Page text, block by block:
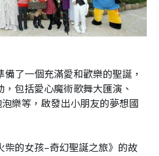
了一個充滿愛和歡樂的聖誕，
包括愛心魔術歌舞大匯演、
樂等，啟發出小朋友的夢想國
柴的女孩–奇幻聖誕之旅》的故